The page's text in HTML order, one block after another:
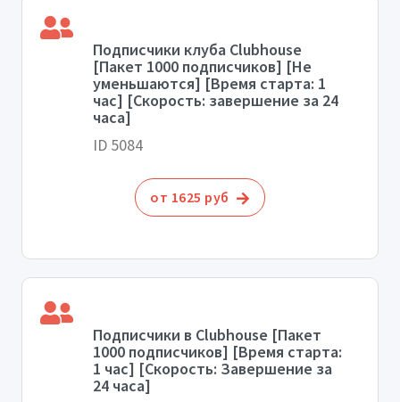
Подписчики клуба Clubhouse
[Пакет 1000 подписчиков] [Не
уменьшаются] [Время старта: 1
час] [Скорость: завершение за 24
часа]
ID 5084
от 1625 руб
Подписчики в Clubhouse [Пакет
1000 подписчиков] [Время старта:
1 час] [Скорость: Завершение за
24 часа]